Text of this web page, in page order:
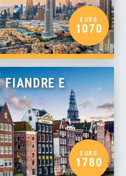
EURO
1070
E
EURO
1780